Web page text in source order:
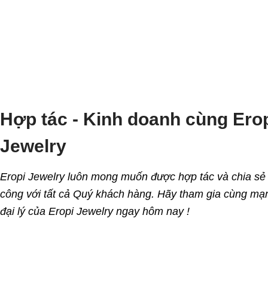
Hợp tác - Kinh doanh cùng
Jewelry
Eropi Jewelry luôn mong muốn được hợp tác và chia sẻ
công với tất cả Quý khách hàng. Hãy tham gia cùng
đại lý của Eropi Jewelry ngay hôm nay !